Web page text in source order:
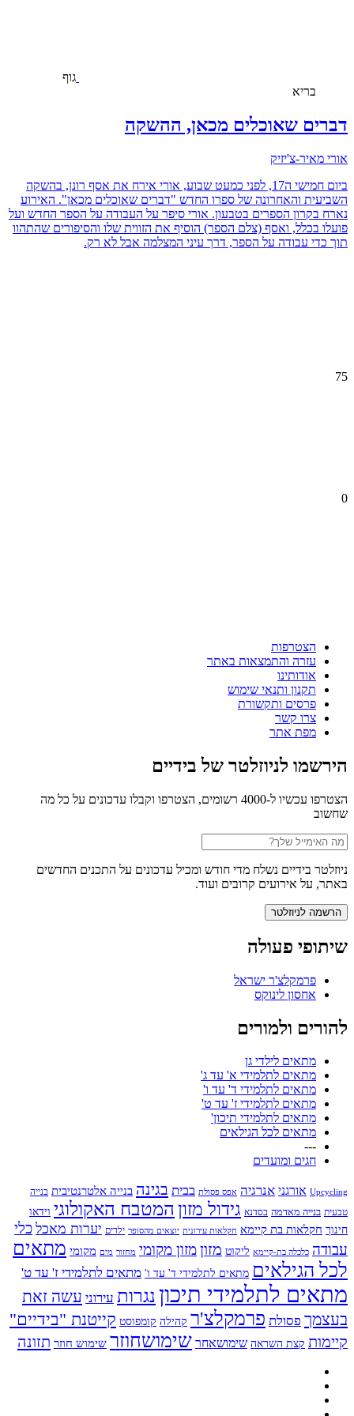
גוף
בריא
דברים שאוכלים מכאן, ההשקה
אורי מאיר-צ'יזיק
ביום חמישי ה17, לפני כמעט שבוע, אורי אירח את אסף רונן, בהשקה
השביעית והאחרונה של ספרו החדש "דברים שאוכלים מכאן". האירוע
נארח בקרון הספרים בטבעון. אורי סיפר על העבודה על הספר החדש ועל
פועלו בכלל, ואסף (צלם הספר) הוסיף את הזווית שלו והסיפורים שהתהוו
תוך כדי עבודה על הספר, דרך עיני המצלמה אבל לא רק.
75
0
הצטרפות
עזרה והתמצאות באתר
אודותינו
תקנון ותנאי שימוש
פרסים ותקשורת
צרו קשר
מפת אתר
הירשמו לניוזלטר של בידיים
הצטרפו עכשיו ל-4000 רשומים, הצטרפו וקבלו עדכונים על כל מה
שחשוב
ניוזלטר בידיים נשלח מדי חודש ומכיל עדכונים על התכנים החדשים
באתר, על אירועים קרובים ועוד.
שיתופי פעולה
פרמקלצ'ר ישראל
אחסון לינוקס
להורים ולמורים
מתאים לילדי גן
מתאים לתלמידי א' עד ג'
מתאים לתלמידי ד' עד ו'
מתאים לתלמידי ז' עד ט'
מתאים לתלמידי תיכון'
מתאים לכל הגילאים
---
חגים ומועדים
Upcycling אורגני אנרגיה אפס פסולת בבית בגינה בנייה אלטרנטיבית בנייה
טבעית בנייה מאדמה בסדנא גידול מזון המטבח האקולוגי וידאו
חינוך חקלאות בת קיימא חקלאות עירונית יוצאים מהסופר ילדים יערות מאכל כלי
עבודה כלכלה בת-קיימא ליקוט מזוןמזון מקומי מחזור מים מקומי מתאים
לכל הגילאים מתאים לתלמידי ד' עד ו' מתאים לתלמידי ז' עד ט'
מתאים לתלמידי תיכון נגרות עירוני עשה זאת
בעצמך פסולת פרמקלצ'ר קהילה קומפוסט קייטנת "בידיים"
קיימות קצת השראה שימושאחר שימושחוזר שימוש חוזר תזונה